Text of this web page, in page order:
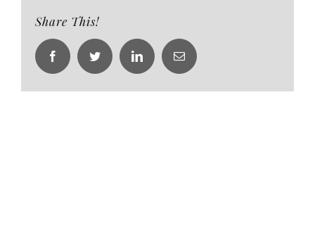
Share This!
FacebookTwitter LinkedInEmail